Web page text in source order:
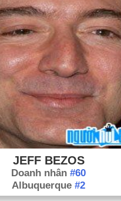
JEFF BEZOS
Doanh nhân #60
Albuquerque #2